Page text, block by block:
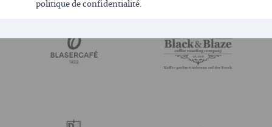
politique de confidentialité.